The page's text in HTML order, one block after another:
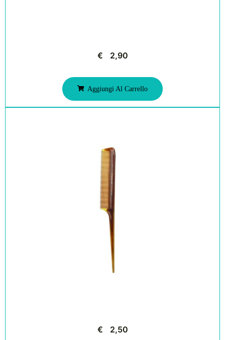
€ 2,90
Aggiungi Al Carrello
€ 2,50